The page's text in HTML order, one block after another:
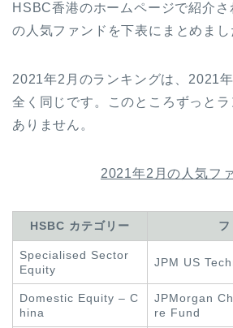
HSBC香港のホームページで紹介
の人気ファンドを下表にまとめまし
2021年2月のランキングは、2021
全く同じです。このところずっと
ありません。
2021年2月の人気フ
HSBC カテゴリー フ
Specialised Sector
Equity
JPM US
Domestic Equity – C
hina
JPMorgan
re Fund